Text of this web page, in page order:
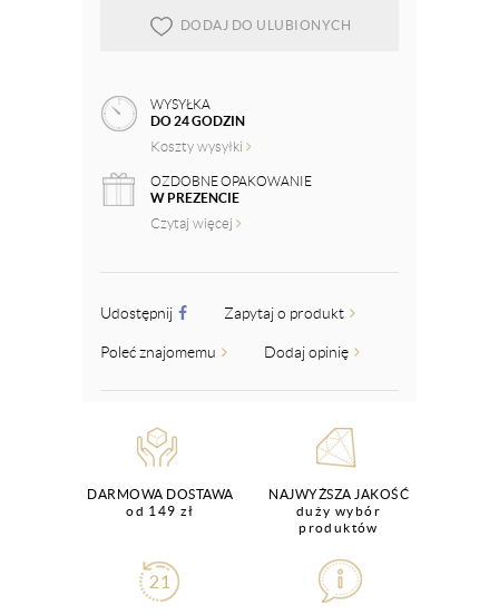
DODAJ DO ULUBIONYCH
WYSYŁKA
DO 24 GODZIN
Koszty wysyłki
OZDOBNE OPAKOWANIE
W PREZENCIE
Czytaj więcej
Udostępnij Zapytaj o produkt
Poleć znajomemu Dodaj opinię
DARMOWA DOSTAWA
od 149 zł
NAJWYŻSZA JAKOŚĆ
duży wybór
produktów